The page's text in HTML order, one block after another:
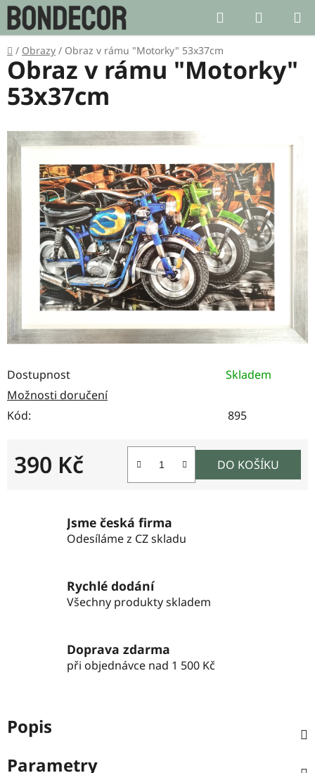
Přejít
na
obsah
Hledat
KOŠÍK
Domů
/ Obrazy / Obraz v rámu "Motorky" 53x37cm
Dostupnost
Skladem
Možnosti doručení
Kód:
895
390 Kč DO KOŠÍKU
Obraz v rámu "Motorky"
53x37cm
Jsme česká firma
Odesíláme z CZ skladu
Rychlé dodání
Všechny produkty skladem
Doprava zdarma
při objednávce nad 1 500 Kč
Popis
Parametry